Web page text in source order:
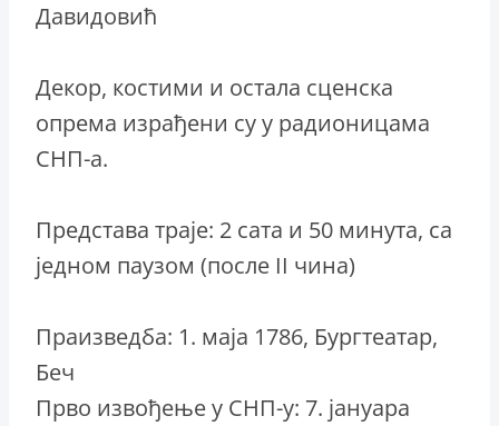
Давидовић
Декор, костими и остала сценска
опрема израђени су у радионицама
СНП-а.
Представа траје: 2 сата и 50 минута, са
једном паузом (после II чина)
Праизведба: 1. маја 1786, Бургтеатар,
Беч
Прво извођење у СНП-у: 7. јануара